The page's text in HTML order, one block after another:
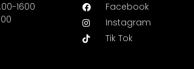
1600
Facebook
Instagram
Tik Tok